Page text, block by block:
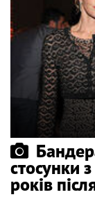
стосунки
років